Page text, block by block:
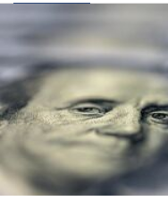
найближчими днями
Яким буде курс валюти в
6.08.2026 22:58 152,0 т.
Українцям
мобільних
цими
Як не потрапити в пастку